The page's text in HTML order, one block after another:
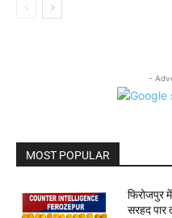
-
MOST POPULAR
फिरोजपुर
सरहद पार